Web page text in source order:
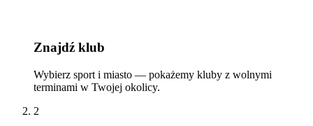
Znajdź klub
Wybierz sport i miasto — pokażemy kluby z wolnymi
terminami w Twojej okolicy.
2